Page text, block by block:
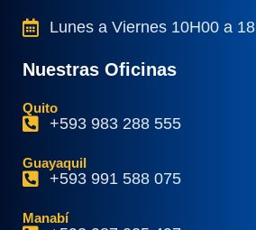
Lunes a Viernes 10H00 a
Nuestras Oficinas
Quito
+593 983 288 555
Guayaquil
+593 991 588 075
Manabí